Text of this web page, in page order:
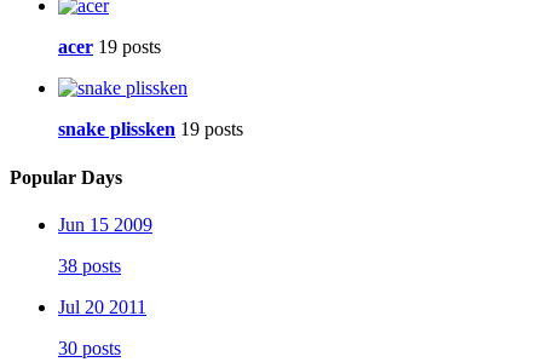
acer 19 posts
snake plissken 19 posts
Popular Days
Jun 15 2009
38 posts
Jul 20 2011
30 posts